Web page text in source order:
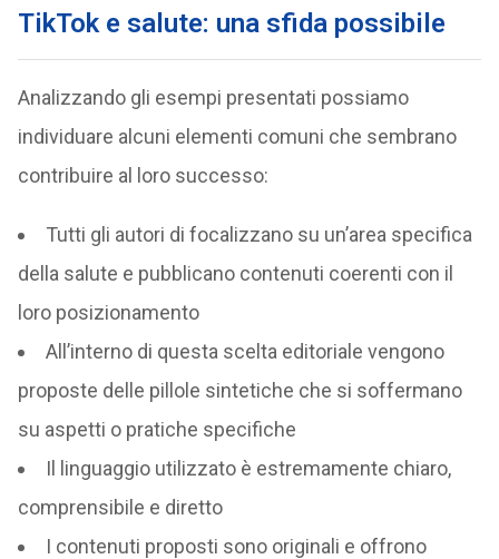
TikTok e salute: una sfida possibile
Analizzando gli esempi presentati possiamo
individuare alcuni elementi comuni che sembrano
contribuire al loro successo:
Tutti gli autori di focalizzano su un’area specifica
della salute e pubblicano contenuti coerenti con il
loro posizionamento
All’interno di questa scelta editoriale vengono
proposte delle pillole sintetiche che si soffermano
su aspetti o pratiche specifiche
Il linguaggio utilizzato è estremamente chiaro,
comprensibile e diretto
I contenuti proposti sono originali e offrono